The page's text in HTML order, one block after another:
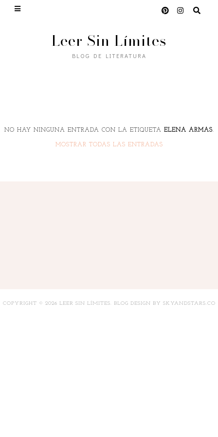
Leer Sin Límites
BLOG DE LITERATURA
NO HAY NINGUNA ENTRADA CON LA ETIQUETA ELENA ARMAS.
MOSTRAR TODAS LAS ENTRADAS
COPYRIGHT © 2026 LEER SIN LÍMITES. BLOG DESIGN BY SKYANDSTARS.CO